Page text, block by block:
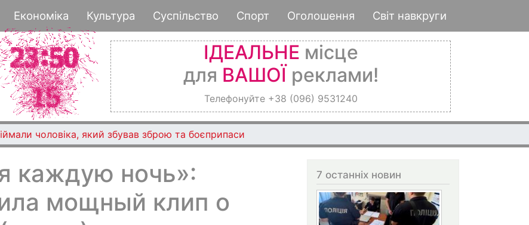
к
основному
Економіка Культура Суспільство Спорт Оголошення Світ навкруги
ІДЕАЛЬНЕ місце
для ВАШОЇ реклами!
Телефонуйте +38 (096) 9531240
чоловіка, який збував зброю та боєприпаси
каждую ночь»:
мощный клип о
7 останніх новин